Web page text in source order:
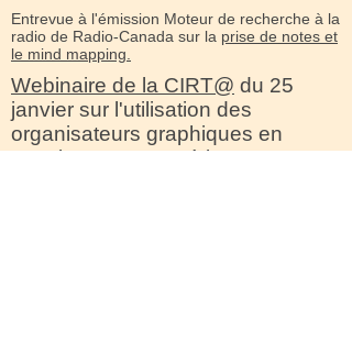
Entrevue à l'émission Moteur de recherche à la
radio de Radio-Canada sur la prise de notes et
le mind mapping.
Webinaire de la CIRT@ du 25
janvier sur l'utilisation des
organisateurs graphiques en
enseignement supérieur